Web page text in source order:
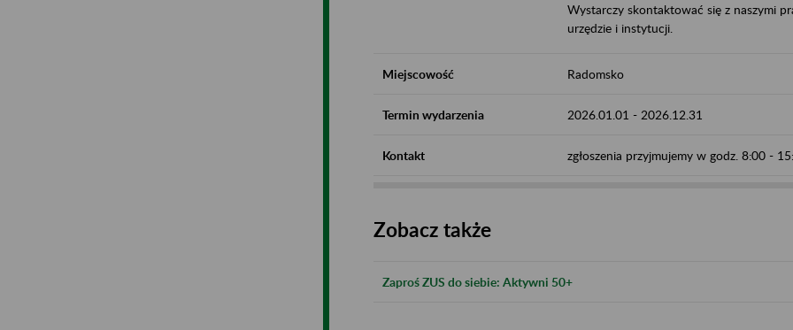
Wystarczy skontaktować się z naszymi
urzędzie i instytucji.
Miejscowość Radomsko
Termin wydarzenia 2026.01.01 - 2026.12.31
Kontakt zgłoszenia przyjmujemy w godz. 8:00 -
Zobacz także
Zaproś ZUS do siebie: Aktywni 50+